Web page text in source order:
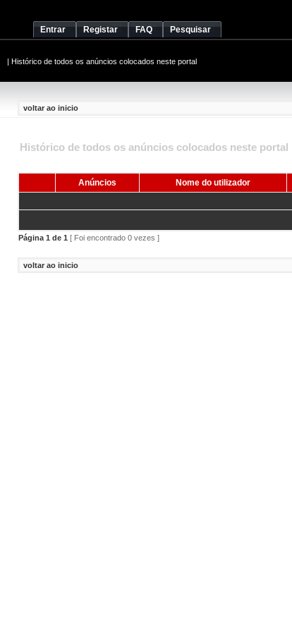
Entrar Registar FAQ Pesquisar
| Histórico de todos os anúncios colocados neste portal
voltar ao inicio
Histórico de todos os anúncios colocados neste portal
Anúncios Nome do utilizador
Página 1 de 1 [ Foi encontrado 0 vezes ]
voltar ao inicio